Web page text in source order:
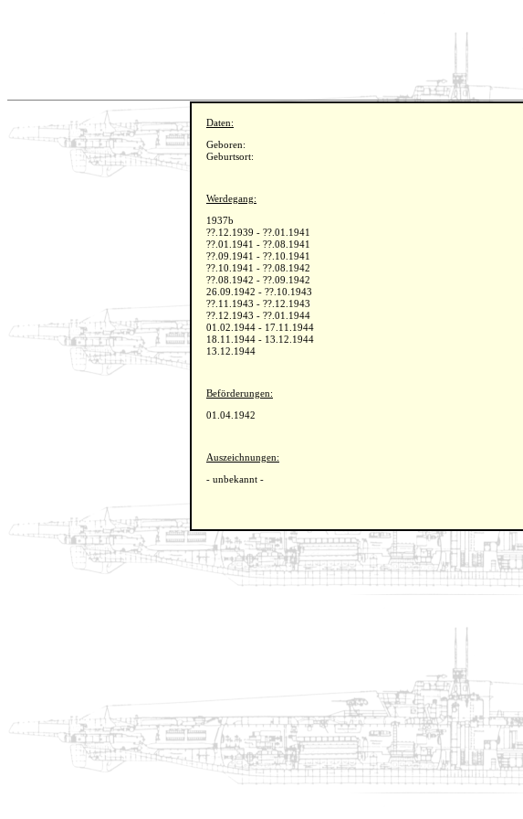
Daten:
Geboren:
Geburtsort:
Werdegang:
1937b
??.12.1939 - ??.01.1941
??.01.1941 - ??.08.1941
??.09.1941 - ??.10.1941
??.10.1941 - ??.08.1942
??.08.1942 - ??.09.1942
26.09.1942 - ??.10.1943
??.11.1943 - ??.12.1943
??.12.1943 - ??.01.1944
01.02.1944 - 17.11.1944
18.11.1944 - 13.12.1944
13.12.1944
Beförderungen:
01.04.1942
Auszeichnungen:
- unbekannt -